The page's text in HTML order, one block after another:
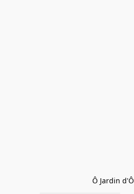
Ô Jardin d'Ô